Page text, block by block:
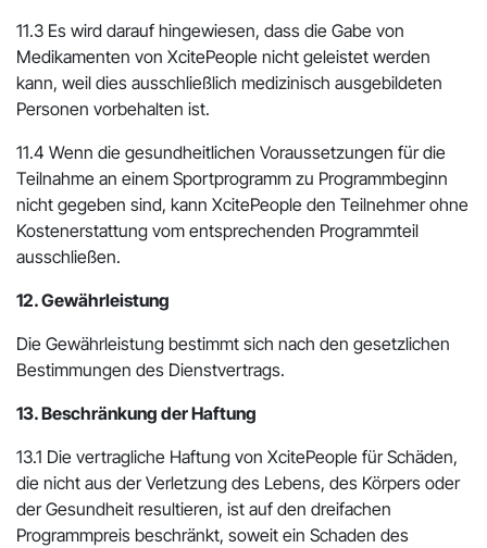
11.3 Es wird darauf hingewiesen, dass die Gabe von
Medikamenten von XcitePeople nicht geleistet werden
kann, weil dies ausschließlich medizinisch ausgebildeten
Personen vorbehalten ist.
11.4 Wenn die gesundheitlichen Voraussetzungen für die
Teilnahme an einem Sportprogramm zu Programmbeginn
nicht gegeben sind, kann XcitePeople den Teilnehmer ohne
Kostenerstattung vom entsprechenden Programmteil
ausschließen.
12. Gewährleistung
Die Gewährleistung bestimmt sich nach den gesetzlichen
Bestimmungen des Dienstvertrags.
13. Beschränkung der Haftung
13.1 Die vertragliche Haftung von XcitePeople für Schäden,
die nicht aus der Verletzung des Lebens, des Körpers oder
der Gesundheit resultieren, ist auf den dreifachen
Programmpreis beschränkt, soweit ein Schaden des